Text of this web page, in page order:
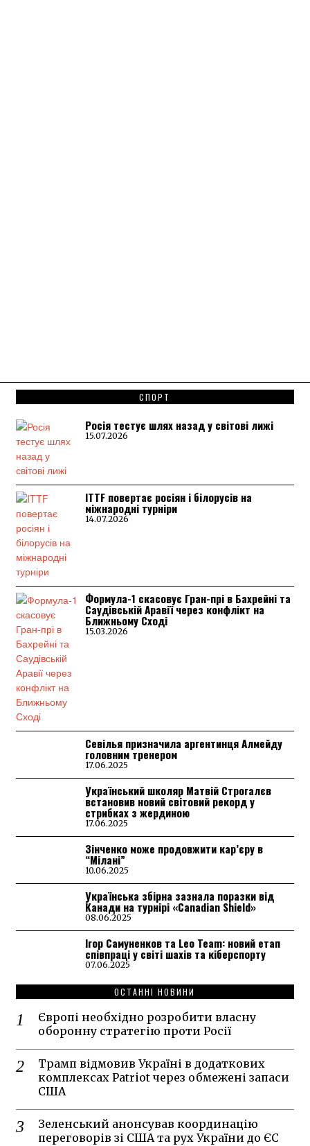
СПОРТ
Росія тестує шлях назад у світові лижі
15.07.2026
ITTF повертає росіян і білорусів на
міжнародні турніри
14.07.2026
Формула-1 скасовує Гран-прі в Бахрейні та
Саудівській Аравії через конфлікт на
Ближньому Сході
15.03.2026
Севілья призначила аргентинця Алмейду
головним тренером
17.06.2025
Український школяр Матвій Строгалєв
встановив новий світовий рекорд у
стрибках з жердиною
17.06.2025
Зінченко може продовжити кар’єру в
“Мілані”
10.06.2025
Українська збірна зазнала поразки від
Канади на турнірі «Canadian Shield»
08.06.2025
Ігор Самуненков та Leo Team: новий етап
співпраці у світі шахів та кіберспорту
07.06.2025
ОСТАННІ НОВИНИ
Європі необхідно розробити власну
оборонну стратегію проти Росії
Трамп відмовив Україні в додаткових
комплексах Patriot через обмежені запаси
США
Зеленський анонсував координацію
переговорів зі США та рух України до ЄС